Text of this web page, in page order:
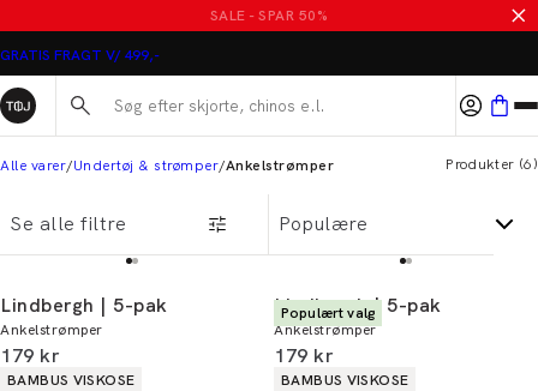
Ankelstrømper til mændSALE - SPAR 50%
GRATIS FRAGT V/ 499,-
Søg her...
Alle varer Undertøj & strømper Ankelstrømper Produkter (6)
Se alle filtre
Lindbergh | 5-pak
Ankelstrømper
I alt (inkl. rabat)
179 kr
Produkt egenskaber
BAMBUS VISKOSE
Populært valg
Lindbergh | 5-pak
Ankelstrømper
I alt (inkl. rabat)
179 kr
Produkt egenskaber
BAMBUS VISKOSE